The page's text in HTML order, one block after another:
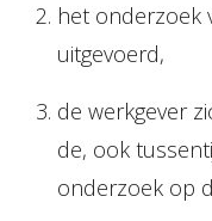
het onderzoek
uitgevoerd,
de werkgever
de, ook
onderzoek op